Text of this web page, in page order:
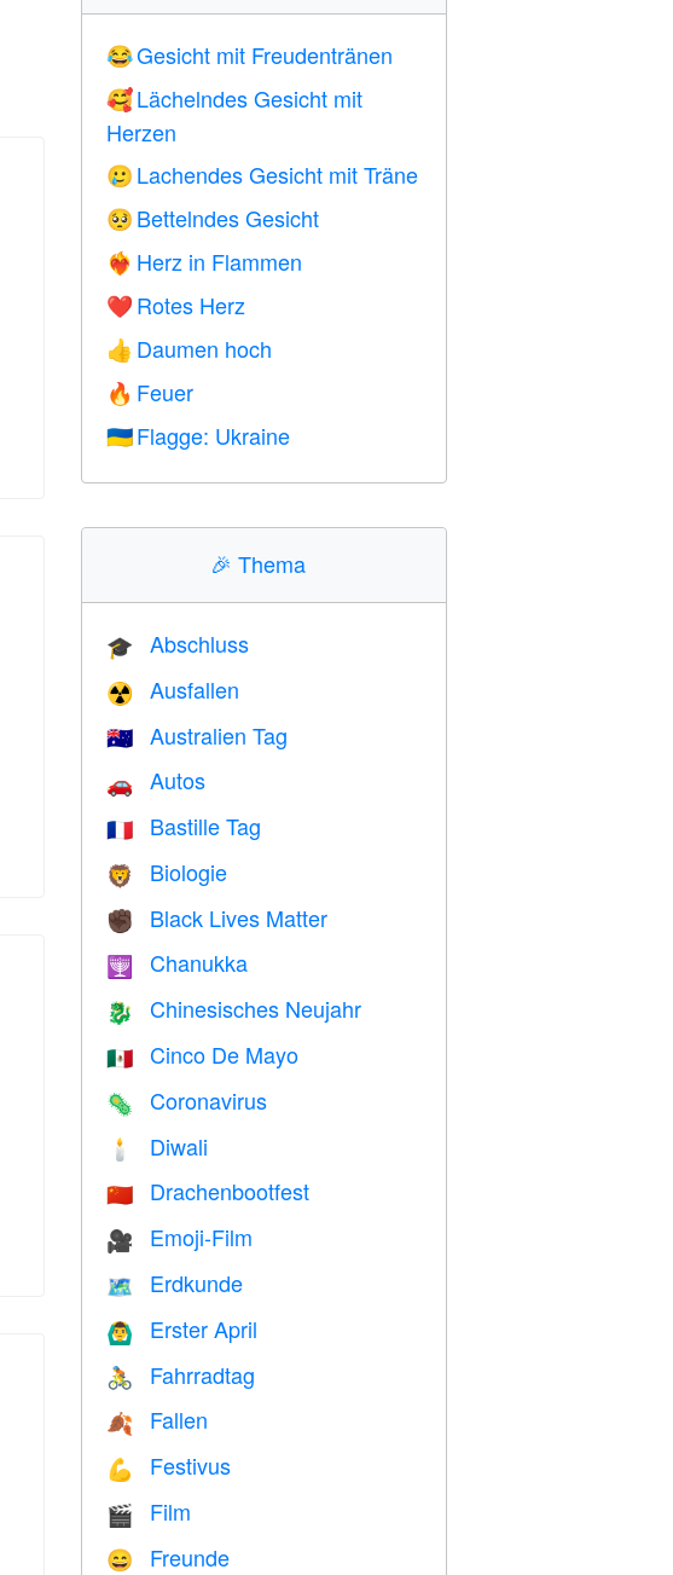
😂Gesicht mit Freudentränen
🥰 Lächelndes Gesicht mit
Herzen
🥲 Lachendes Gesicht mit Träne
🥺 Bettelndes Gesicht
❤️‍🔥 Herz in Flammen
❤️ Rotes Herz
👍 Daumen hoch
🔥 Feuer
🇺🇦 Flagge: Ukraine
🎉Thema
🎓 Abschluss
☢️ Ausfallen
🇦🇺 Australien Tag
🚗 Autos
🇫🇷 Bastille Tag
🦁 Biologie
✊🏿 Black Lives Matter
🕎 Chanukka
🐉 Chinesisches Neujahr
🇲🇽 Cinco De Mayo
🦠 Coronavirus
🕯 Diwali
🇨🇳 Drachenbootfest
🎥 Emoji-Film
🗺 Erdkunde
🙆‍♂️ Erster April
🚴 Fahrradtag
🍂 Fallen
💪 Festivus
🎬 Film
😄 Freunde